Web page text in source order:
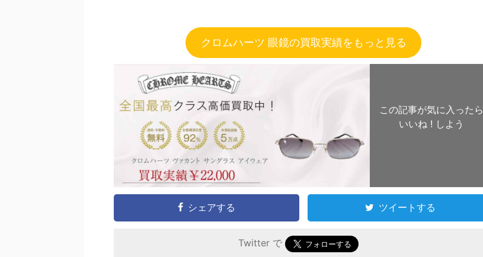
クロムハーツ 眼鏡の買取実績をもっと見る
この記事が気に入ったら
いいね ! しよう
シェアする ツイートする
Twitter で